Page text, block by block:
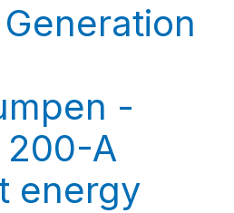
-
200-A
energy